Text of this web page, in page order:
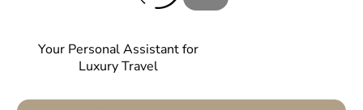
Your Personal Assistant for
Luxury Travel